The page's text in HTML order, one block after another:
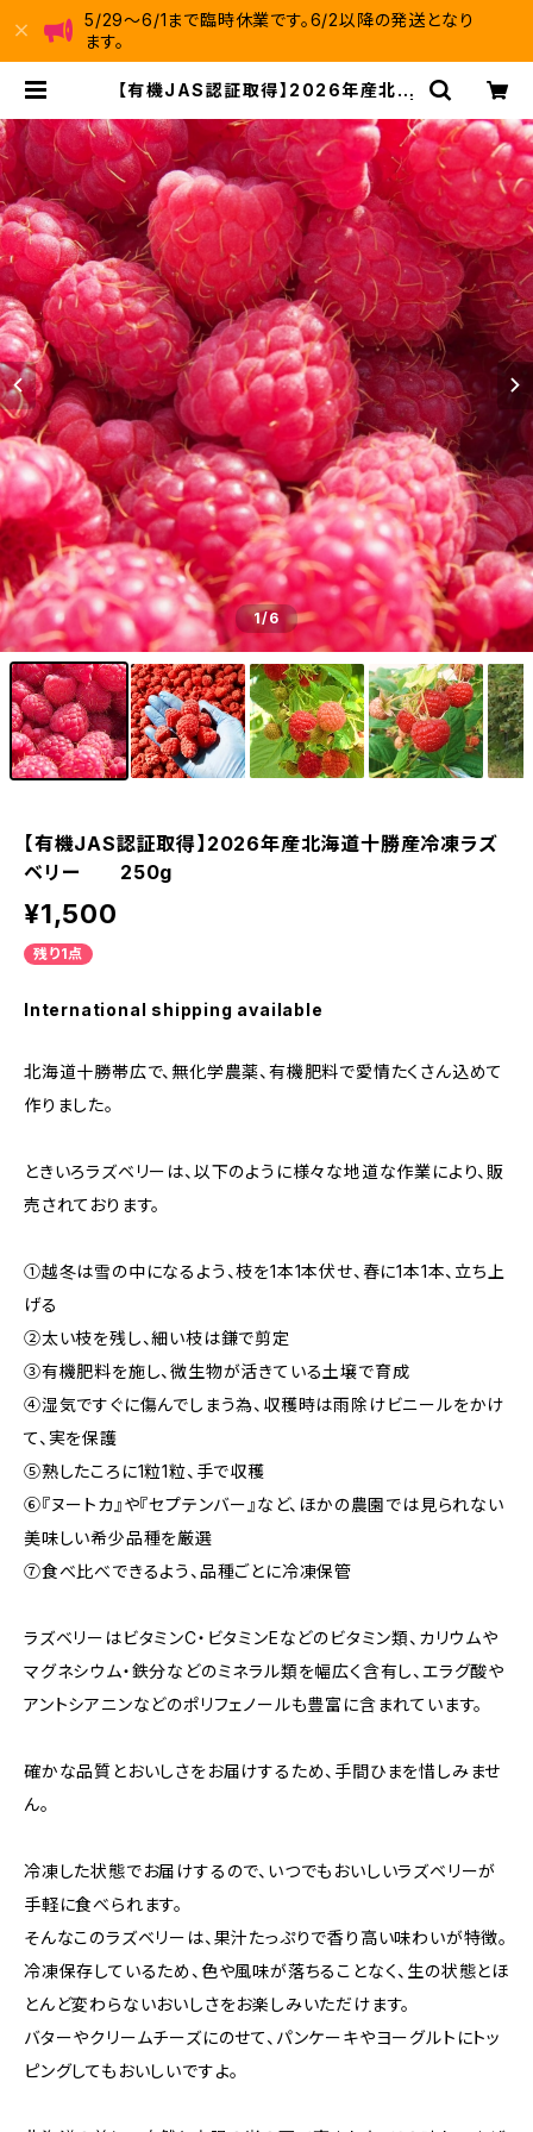
5/29～6/1まで臨時休業です。6/2以降の発送となり
ます。
【有機JAS認証取得】2026年産北海
十勝ときいろベリーファーム
1/6
【有機JAS認証取得】2026年産北海道十勝産冷凍ラズ
ベリー 250g
¥1,500
残り1点
International shipping available
北海道十勝帯広で、無化学農薬、有機肥料で愛情たくさん込めて
作りました。
ときいろラズベリーは、以下のように様々な地道な作業により、販
売されております。
①越冬は雪の中になるよう、枝を1本1本伏せ、春に1本1本、立ち上
げる
②太い枝を残し、細い枝は鎌で剪定
③有機肥料を施し、微生物が活きている土壌で育成
④湿気ですぐに傷んでしまう為、収穫時は雨除けビニールをかけ
て、実を保護
⑤熟したころに1粒1粒、手で収穫
⑥『ヌートカ』や『セプテンバー』など、ほかの農園では見られない
美味しい希少品種を厳選
⑦食べ比べできるよう、品種ごとに冷凍保管
ラズベリーはビタミンC・ビタミンEなどのビタミン類、カリウムや
マグネシウム・鉄分などのミネラル類を幅広く含有し、エラグ酸や
アントシアニンなどのポリフェノールも豊富に含まれています。
確かな品質とおいしさをお届けするため、手間ひまを惜しみませ
ん。
冷凍した状態でお届けするので、いつでもおいしいラズベリーが
手軽に食べられます。
そんなこのラズベリーは、果汁たっぷりで香り高い味わいが特徴。
冷凍保存しているため、色や風味が落ちることなく、生の状態とほ
とんど変わらないおいしさをお楽しみいただけます。
バターやクリームチーズにのせて、パンケーキやヨーグルトにトッ
ピングしてもおいしいですよ。